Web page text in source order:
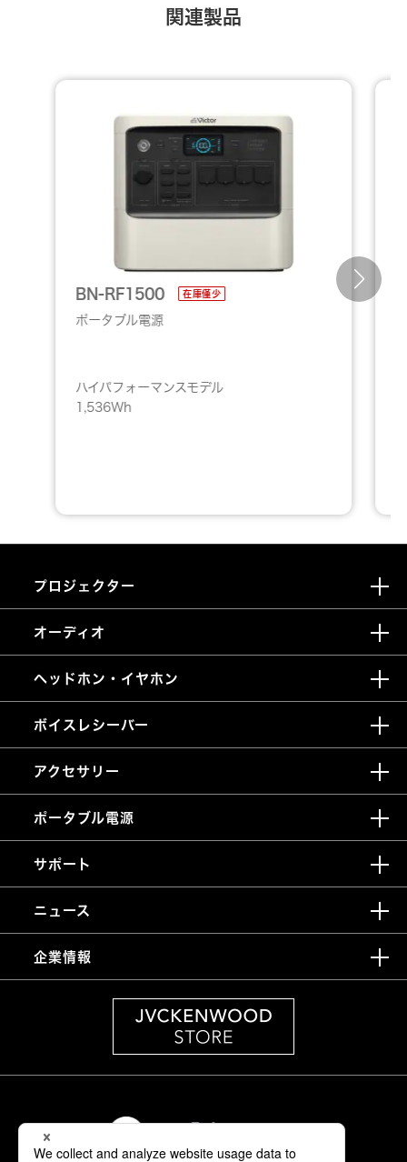
関連製品
BN-RF1500 在庫僅少
ポータブル電源
ハイパフォーマンスモデル
1,536Wh
プロジェクター
オーディオ
ヘッドホン・イヤホン
ボイスレシーバー
アクセサリー
ポータブル電源
サポート
ニュース
企業情報